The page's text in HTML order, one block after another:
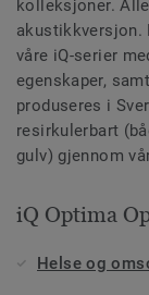
kolleksjoner.
akustikkversjon.
våre iQ-serier
egenskaper,
produseres i
resirkulerbart
gulv) gjennom
iQ Optima
Helse og